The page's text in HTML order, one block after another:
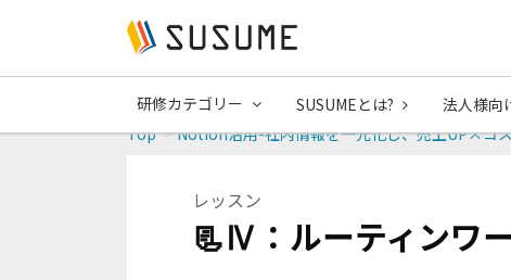
研修カテゴリー SUSUMEとは? 法人様向
Top
Notion活用-社内情報を一元化し、売上UP×コ
レッスン
📃Ⅳ：ルーティンワ